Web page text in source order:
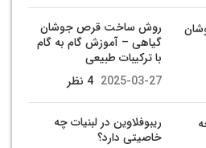
روش ساخت قرص جوشان
گیاهی – آموزش گام به گام
با ترکیبات طبیعی
2025-03-27 4 نظر
ریبوفلاوین در لبنیات چه
خاصیتی دارد؟